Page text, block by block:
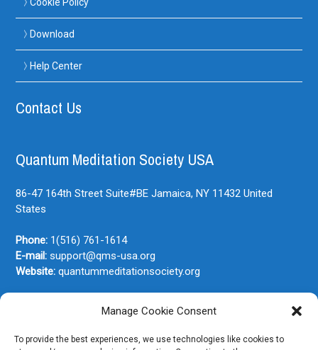
Manage Cookie Consent
To provide the best experiences, we use technologies like cookies to
Download
Help Center
Contact Us
Quantum Meditation Society USA
86-47 164th Street Suite#BE Jamaica, NY 11432 United
States
Phone: 1(516) 761-1614
E-mail: support@qms-usa.org
Website: quantummeditationsociety.org
Join Our Newsletter